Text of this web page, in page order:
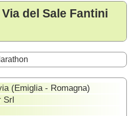
del Sale Fantini
(Emiglia - Romagna)
Srl